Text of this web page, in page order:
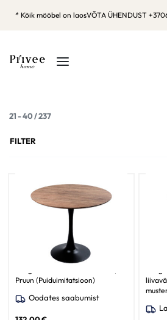
* Kõik mööbel on laosVÕTA ÜHENDUST
21-40/237
FILTER
Pruun (Puiduimitatsioon)
Oodates saabumist